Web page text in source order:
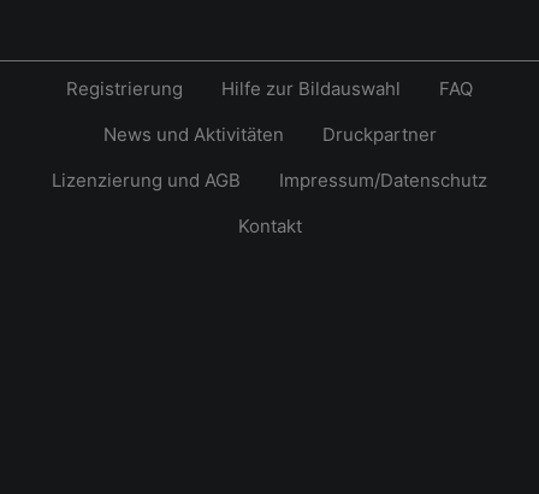
Registrierung Hilfe zur Bildauswahl
FAQ
News und Aktivitäten
Druckpartner
Lizenzierung und AGB
Impressum/Datenschutz
Kontakt